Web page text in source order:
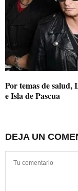
Por temas de salud,
e Isla de Pascua
DEJA UN